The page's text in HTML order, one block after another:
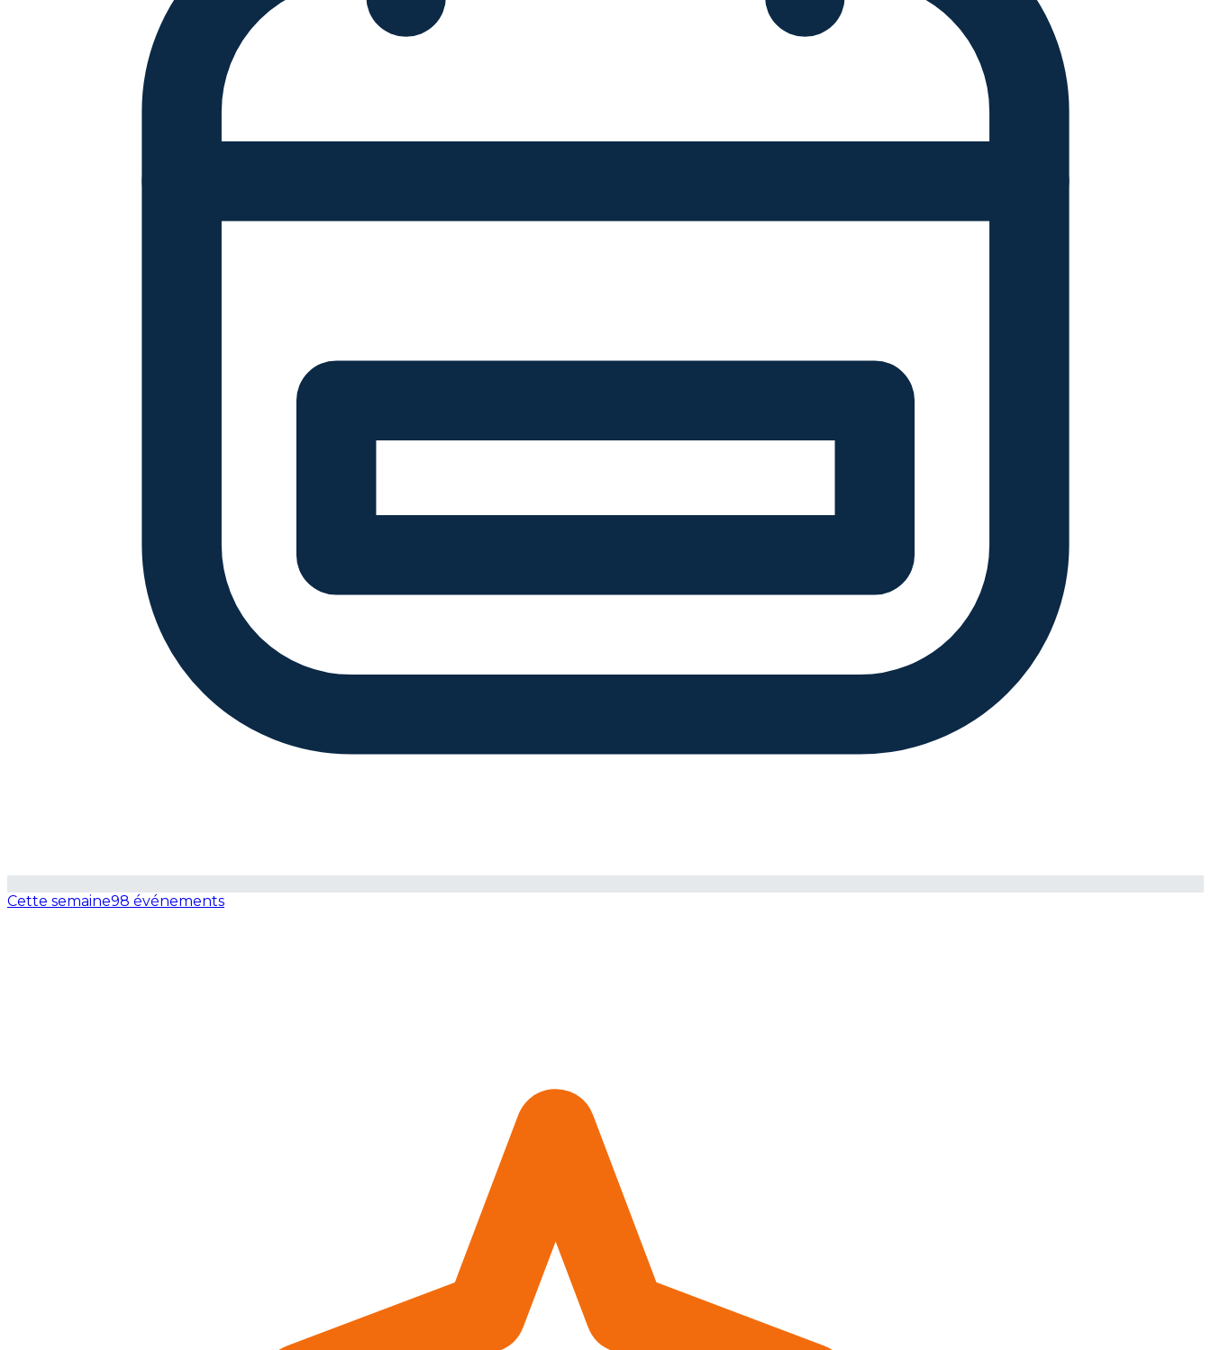
Cette semaine98 événements